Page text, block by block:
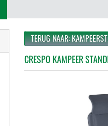
TERUG NAAR:
CRESPO KAMPEER